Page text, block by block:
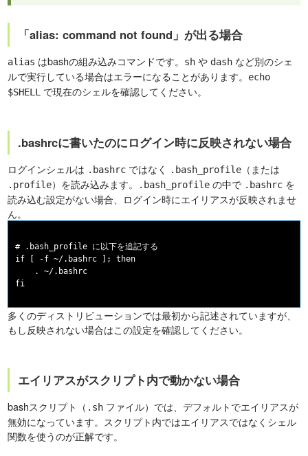
「alias: command not found」が出る場合
alias はbashの組み込みコマンドです。 sh や dash など別のシェ
ルで実行している場合はエラーになることがあります。
echo
$SHELL
で現在のシェルを確認してください。
.bashrcに書いたのにログイン時に反映されない場合
ログインシェルは .bashrc ではなく .bash_profile （または
.profile）を読み込みます。 .bash_profile の中で .bashrc を
読み込む設定がない場合、ログイン時にエイリアスが反映されませ
ん。
# .bash_profile に以下を追記する
if [ -f ~/.bashrc ]; then
    . ~/.bashrc
多くのディストリビューションでは最初から記述されていますが、
もし反映されない場合はこの設定を確認してください。
エイリアスがスクリプト内で動かない場合
bashスクリプト（ .sh ファイル）では、デフォルトでエイリアスが
無効になっています。スクリプト内ではエイリアスではなくシェル
関数を使うのが正解です。